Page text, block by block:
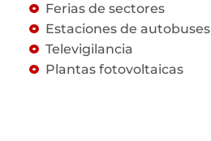
Ferias de sectores
Estaciones de autobuses
Televigilancia
Plantas fotovoltaicas